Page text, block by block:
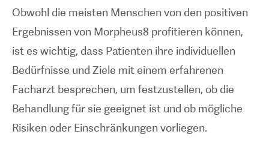
Obwohl die meisten Menschen von den positiven
Ergebnissen von Morpheus8 profitieren können,
ist es wichtig, dass Patienten ihre individuellen
Bedürfnisse und Ziele mit einem erfahrenen
Facharzt besprechen, um festzustellen, ob die
Behandlung für sie geeignet ist und ob mögliche
Risiken oder Einschränkungen vorliegen.